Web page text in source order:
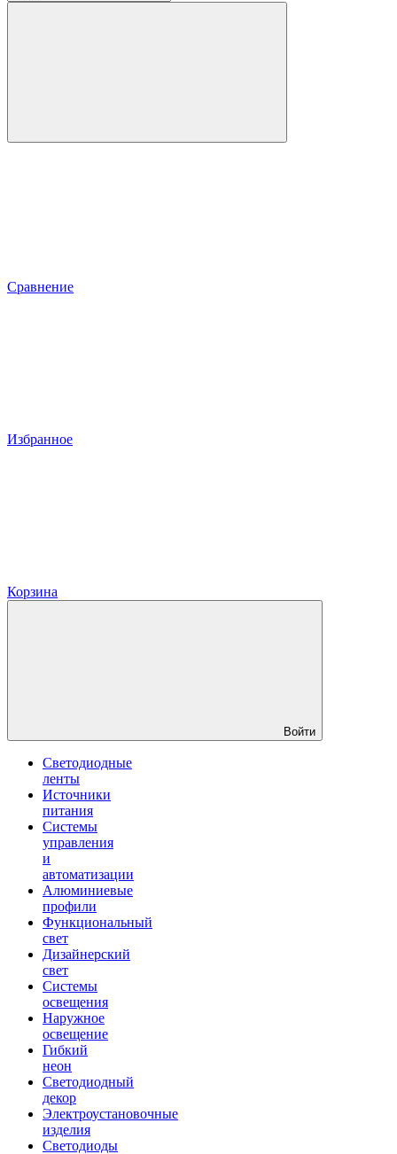
Сравнение
Избранное
Корзина
Войти
Светодиодные
ленты
Источники
питания
Системы
управления
и
автоматизации
Алюминиевые
профили
Функциональный
свет
Дизайнерский
свет
Системы
освещения
Наружное
освещение
Гибкий
неон
Светодиодный
декор
Электроустановочные
изделия
Светодиоды